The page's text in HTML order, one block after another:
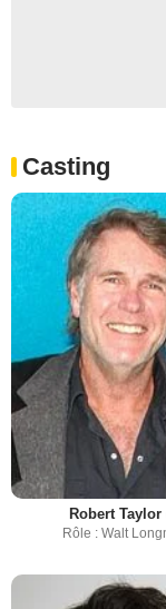
Casting
Robert Taylor
Rôle : Walt